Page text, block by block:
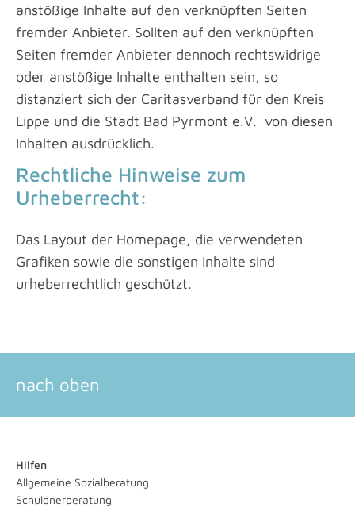
anstößige Inhalte auf den verknüpften Seiten
fremder Anbieter. Sollten auf den verknüpften
Seiten fremder Anbieter dennoch rechtswidrige
oder anstößige Inhalte enthalten sein, so
distanziert sich der Caritasverband für den Kreis
Lippe und die Stadt Bad Pyrmont e.V. von diesen
Inhalten ausdrücklich.
Rechtliche Hinweise zum
Urheberrecht:
Das Layout der Homepage, die verwendeten
Grafiken sowie die sonstigen Inhalte sind
urheberrechtlich geschützt.
nach oben
Hilfen
Allgemeine Sozialberatung
Schuldnerberatung